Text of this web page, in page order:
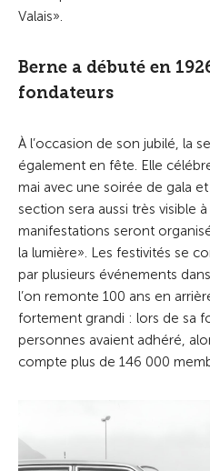
Valais».
Berne a débuté en
fondateurs
À l’occasion de son jubilé, la
également en fête. Elle
mai avec une soirée de gala
section sera aussi très visible
manifestations seront
la lumière». Les festivités se
par plusieurs événements
l’on remonte 100 ans en
fortement grandi : lors de sa
personnes avaient adhéré,
compte plus de 146 000